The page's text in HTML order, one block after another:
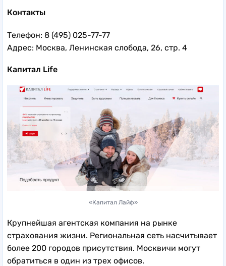
Контакты
Телефон: 8 (495) 025-77-77
Адрес: Москва, Ленинская слобода, 26, стр. 4
Капитал Life
«Капитал Лайф»
Крупнейшая агентская компания на рынке
страхования жизни. Региональная сеть насчитывает
более 200 городов присутствия. Москвичи могут
обратиться в один из трех офисов.